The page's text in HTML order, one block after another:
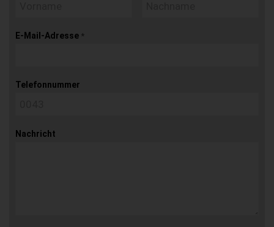
E-Mail-Adresse *
Telefonnummer
Nachricht